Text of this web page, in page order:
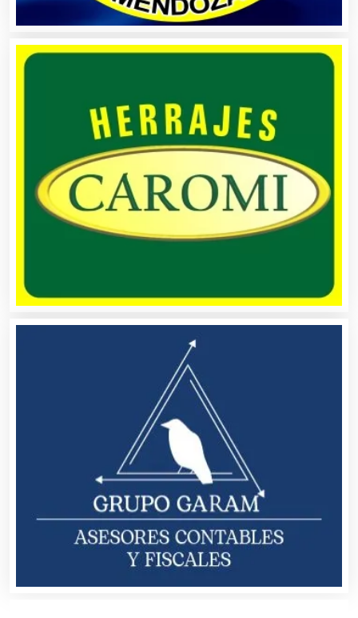
Banquetes
Bares y Cantinas
Basculas
Bebidas
Belleza
Boutiques
Cajas de Ahorro
Cámaras de Comercio
Camiones para Fletes